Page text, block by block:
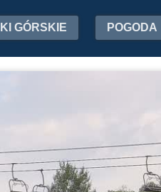
GÓRSKIE POGODA